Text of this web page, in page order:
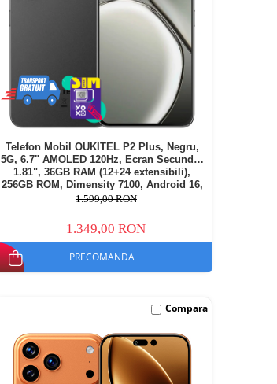
Telefon Mobil OUKITEL P2 Plus, Negru,
5G, 6.7" AMOLED 120Hz, Ecran Secundar
1.81", 36GB RAM (12+24 extensibili),
256GB ROM, Dimensity 7100, Android 16,
NFC, eSIM, WiFi 6, 5000mAh, 45W, Dual
1.599,00 RON
1.349,00 RON
PRECOMANDA
Compara